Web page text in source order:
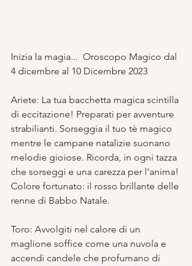
Inizia la magia...  Oroscopo Magico dal
4 dicembre al 10 Dicembre 2023
Ariete: La tua bacchetta magica scintilla
di eccitazione! Preparati per avventure
strabilianti. Sorseggia il tuo tè magico
mentre le campane natalizie suonano
melodie gioiose. Ricorda, in ogni tazza
che sorseggi e una carezza per l'anima!
Colore fortunato: il rosso brillante delle
renne di Babbo Natale.
Toro: Avvolgiti nel calore di un
maglione soffice come una nuvola e
accendi candele che profumano di